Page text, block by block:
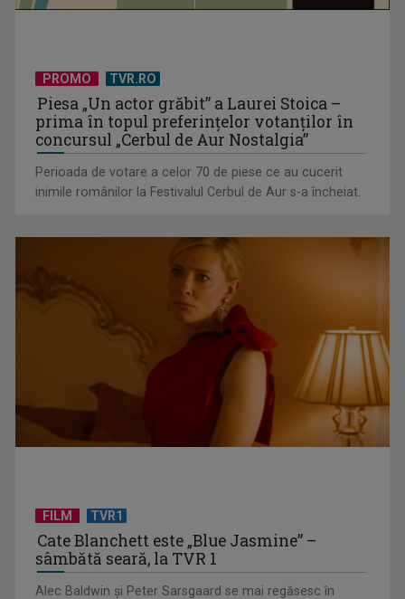
Federația SANITAS suspendă temporar greva generală din
sistemul sanitar
„E cool să fii cult!”, în curând la TVR 1 și TVR 2
PROMO TVR.RO
Piesa „Un actor grăbit” a Laurei Stoica –
prima în topul preferinţelor votanţilor în
concursul „Cerbul de Aur Nostalgia”
Perioada de votare a celor 70 de piese ce au cucerit
inimile românilor la Festivalul Cerbul de Aur s-a încheiat.
FILM TVR1
Cate Blanchett este „Blue Jasmine” –
sâmbătă seară, la TVR 1
Alec Baldwin şi Peter Sarsgaard se mai regăsesc în